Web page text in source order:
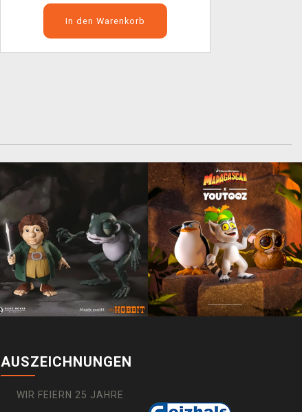
In den Warenkorb
AUSZEICHNUNGEN
WIR FEIERN 25 JAHRE